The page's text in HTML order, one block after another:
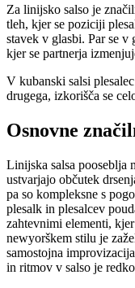
Za linijsko salso je
tleh, kjer se poziciji
stavek v glasbi. Par se
kjer se partnerja
V kubanski salsi
drugega, izkorišča se
Osnovne
Linijska salsa pooseblja
ustvarjajo občutek
pa so kompleksne s
plesalk in plesalcev
zahtevnimi elementi,
newyorškem stilu je
samostojna
in ritmov v salso je